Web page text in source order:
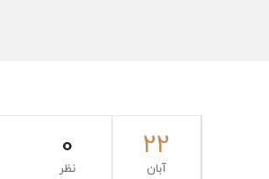
22
آبان
0
نظر